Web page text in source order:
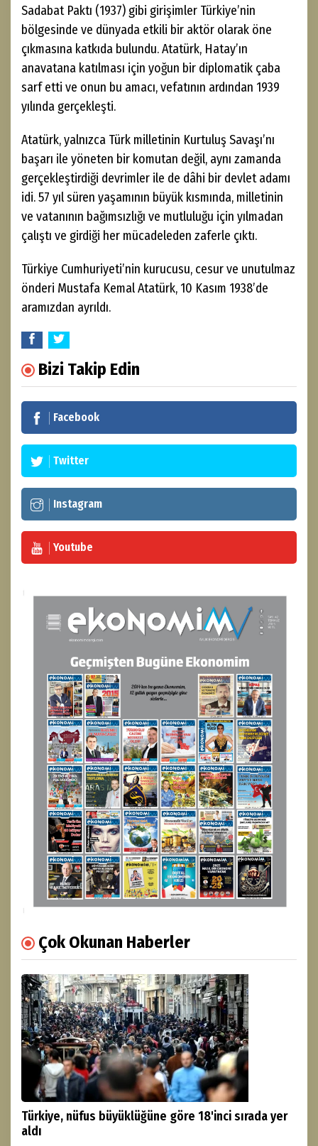
Sadabat Paktı (1937) gibi girişimler Türkiye’nin
bölgesinde ve dünyada etkili bir aktör olarak öne
çıkmasına katkıda bulundu. Atatürk, Hatay’ın
anavatana katılması için yoğun bir diplomatik çaba
sarf etti ve onun bu amacı, vefatının ardından 1939
yılında gerçekleşti.
Atatürk, yalnızca Türk milletinin Kurtuluş Savaşı’nı
başarı ile yöneten bir komutan değil, aynı zamanda
gerçekleştirdiği devrimler ile de dâhi bir devlet adamı
idi. 57 yıl süren yaşamının büyük kısmında, milletinin
ve vatanının bağımsızlığı ve mutluluğu için yılmadan
çalıştı ve girdiği her mücadeleden zaferle çıktı.
Türkiye Cumhuriyeti’nin kurucusu, cesur ve unutulmaz
önderi Mustafa Kemal Atatürk, 10 Kasım 1938’de
aramızdan ayrıldı.
Bizi Takip Edin
Facebook
Twitter
Instagram
Youtube
Çok Okunan Haberler
Türkiye, nüfus büyüklüğüne göre 18'inci sırada yer
aldı